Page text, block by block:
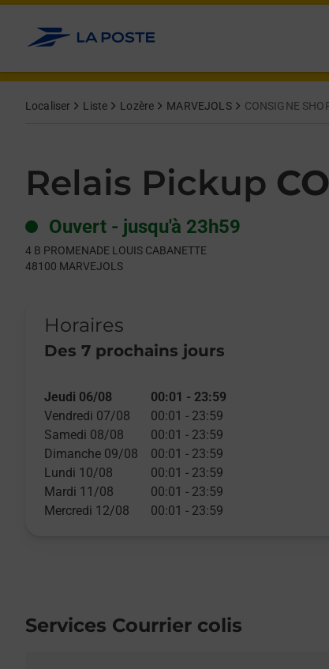
Allez au contenu
Localiser Liste Lozère MARVEJOLS CONSIGNE
Relais Pickup
Ouvert - jusqu'à 23h59
4 B PROMENADE LOUIS CABANETTE
48100 MARVEJOLS
Horaires
Des 7 prochains jours
Day of the WeekHours
Jeudi 06/08 00:01 - 23:59
Vendredi 07/08
00:01 - 23:59
Samedi 08/08
00:01 - 23:59
Dimanche 09/08
00:01 - 23:59
Lundi 10/08
00:01 - 23:59
Mardi 11/08
00:01 - 23:59
Mercredi 12/08
00:01 - 23:59
Services Courrier colis
Get directions to Relais Pickup at 4 B PROMENADE LOUIS
lien s'ouvre dans un nouvel onglet